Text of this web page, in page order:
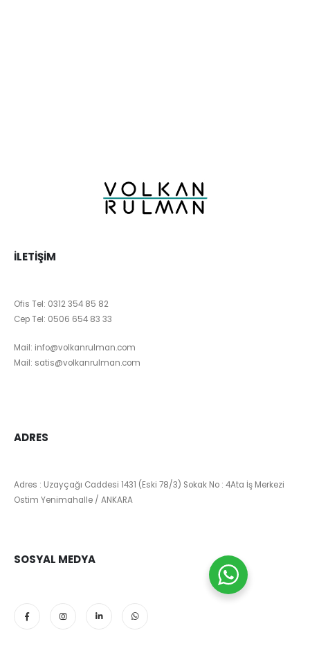
İLETIŞIM
Ofis Tel: 0312 354 85 82
Cep Tel: 0506 654 83 33
Mail: info@volkanrulman.com
Mail: satis@volkanrulman.com
ADRES
Adres : Uzayçağı Caddesi 1431 (Eski 78/3) Sokak No : 4Ata İş Merkezi
Ostim Yenimahalle / ANKARA
SOSYAL MEDYA